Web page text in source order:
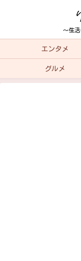
～生
エンタメ
グルメ